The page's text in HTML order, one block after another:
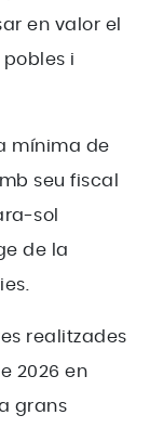
en valor el
i
mínima de
seu fiscal
sol
de la
realitzades
2026 en
grans